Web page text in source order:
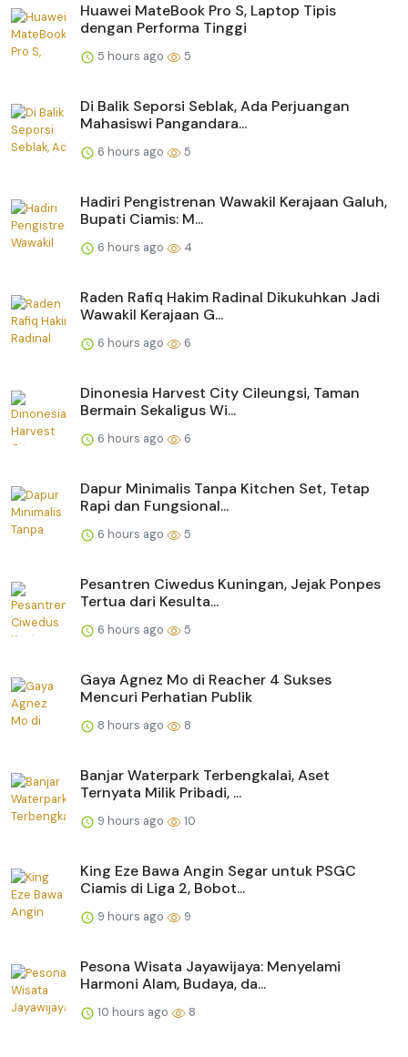
Huawei MateBook Pro S, Laptop Tipis
dengan Performa Tinggi
5 hours ago 5
Di Balik Seporsi Seblak, Ada Perjuangan
Mahasiswi Pangandara...
6 hours ago 5
Hadiri Pengistrenan Wawakil Kerajaan Galuh,
Bupati Ciamis: M...
6 hours ago 4
Raden Rafiq Hakim Radinal Dikukuhkan Jadi
Wawakil Kerajaan G...
6 hours ago 6
Dinonesia Harvest City Cileungsi, Taman
Bermain Sekaligus Wi...
6 hours ago 6
Dapur Minimalis Tanpa Kitchen Set, Tetap
Rapi dan Fungsional...
6 hours ago 5
Pesantren Ciwedus Kuningan, Jejak Ponpes
Tertua dari Kesulta...
6 hours ago 5
Gaya Agnez Mo di Reacher 4 Sukses
Mencuri Perhatian Publik
8 hours ago 8
Banjar Waterpark Terbengkalai, Aset
Ternyata Milik Pribadi, ...
9 hours ago 10
King Eze Bawa Angin Segar untuk PSGC
Ciamis di Liga 2, Bobot...
9 hours ago 9
Pesona Wisata Jayawijaya: Menyelami
Harmoni Alam, Budaya, da...
10 hours ago 8